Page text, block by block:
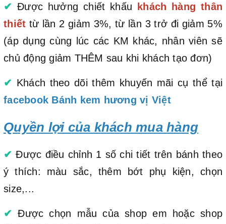
✔ Được hưởng chiết khấu khách hàng thân
thiết từ lần 2 giảm 3%, từ lần 3 trở đi giảm 5%
(áp dụng cùng lúc các KM khác, nhân viên sẽ
chủ động giảm THÊM sau khi khách tạo đơn)
✔ Khách theo dõi thêm khuyến mãi cụ thể tại
facebook Bánh kem hương vị Việt
Quyền lợi của khách mua hàng
✔ Được điều chỉnh 1 số chi tiết trên bánh theo
ý thích: màu sắc, thêm bớt phụ kiện, chọn
size,...
✔ Được chọn mẫu của shop em hoặc shop